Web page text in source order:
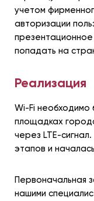
учетом
авторизации
попадать на
Реализация
Wi-Fi необходимо
площадках
через LTE-
этапов и
Первоначальная
нашими